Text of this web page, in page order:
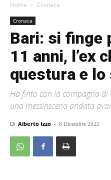
Home Cronaca
Cronaca
Bari: si finge
11 anni, l’ex
questura e lo
Ha finto con la compagna di
una messinscena andata
Di Alberto Izzo - 8 Dicembre 2022